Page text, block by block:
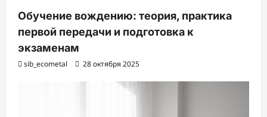
Обучение вождению: теория, практика
первой передачи и подготовка к
экзаменам
sib_ecometal 28 октября 2025